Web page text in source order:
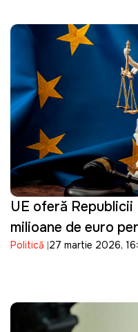
UE oferă
milioane de euro
consolidarea
Politică 27 martie 2026,